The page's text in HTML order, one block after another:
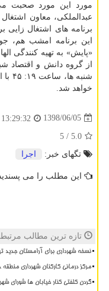
مورد این مورد صحبت
عبدالملكی، معاون اشتغال
برنامه های اشتغال
این برنامه امشب هم،
«پایش» به تهیه كنندگی
از گروه دانش و
خواهد شد.
1398/06/05
13:29:32
5.0
/ 5
تگهای خبر:
اجرا
این مطلب را می
تازه ترین مطالب مرتبط
نسخه شهرداری برای آرامستان جدید
مرکز درمانی کارکنان شهرداری منطقه ۱۸ در آستانه بهره برداری
گردن کلفتی کنار خیابان ها شورای